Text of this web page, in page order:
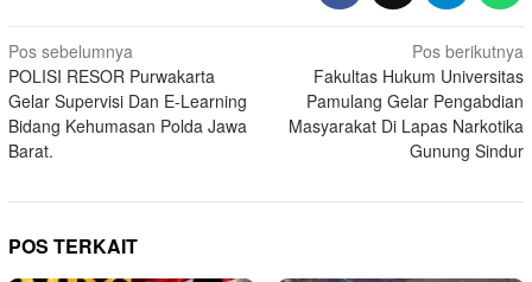
Navigasi
pos
Pos sebelumnya
POLISI RESOR Purwakarta
Gelar Supervisi Dan E-Learning
Bidang Kehumasan Polda Jawa
Barat.
Pos berikutnya
Fakultas Hukum Universitas
Pamulang Gelar Pengabdian
Masyarakat Di Lapas Narkotika
Gunung Sindur
POS TERKAIT